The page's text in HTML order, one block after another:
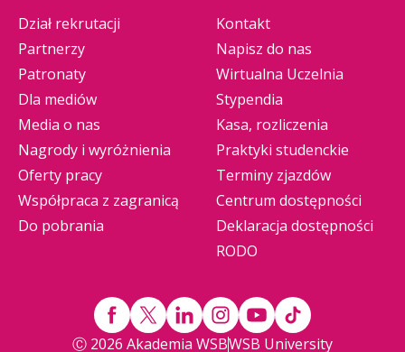
Dział rekrutacji
Partnerzy
Patronaty
Dla mediów
Media o nas
Nagrody i wyróżnienia
Oferty pracy
Współpraca z zagranicą
Do pobrania
Kontakt
Napisz do nas
Wirtualna Uczelnia
Stypendia
Kasa, rozliczenia
Praktyki studenckie
Terminy zjazdów
Centrum dostępności
Deklaracja dostępności
RODO
Ⓒ 2026 Akademia WSBWSB University